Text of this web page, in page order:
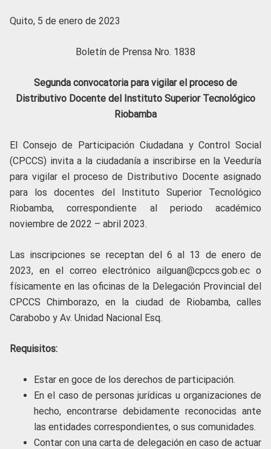
Quito, 5 de enero de 2023
Boletín de Prensa Nro. 1838
Segunda convocatoria para vigilar el proceso de
Distributivo Docente del Instituto Superior Tecnológico
Riobamba
El Consejo de Participación Ciudadana y Control Social
(CPCCS) invita a la ciudadanía a inscribirse en la Veeduría
para vigilar el proceso de Distributivo Docente asignado
para los docentes del Instituto Superior Tecnológico
Riobamba, correspondiente al periodo académico
noviembre de 2022 – abril 2023.
Las inscripciones se receptan del 6 al 13 de enero de
2023, en el correo electrónico ailguan@cpccs.gob.ec o
físicamente en las oficinas de la Delegación Provincial del
CPCCS Chimborazo, en la ciudad de Riobamba, calles
Carabobo y Av. Unidad Nacional Esq.
Requisitos:
Estar en goce de los derechos de participación.
En el caso de personas jurídicas u organizaciones de
hecho, encontrarse debidamente reconocidas ante
las entidades correspondientes, o sus comunidades.
Contar con una carta de delegación en caso de actuar